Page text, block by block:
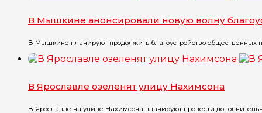
В Мышкине анонсировали новую волну
В Мышкине планируют продолжить благоустройство общественных
В Ярославле озеленят улицу Нахимсона
В Ярославле на улице Нахимсона планируют провести